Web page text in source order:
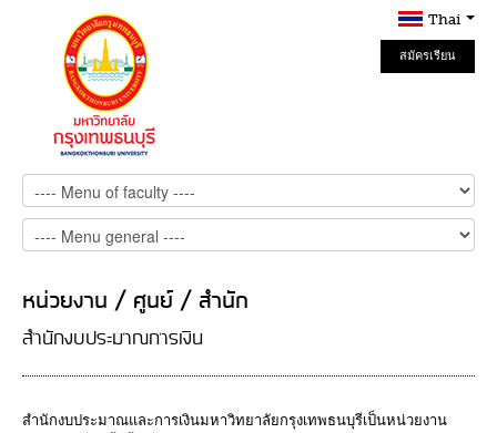
Thai
สมัครเรียน
Online
หน่วยงาน / ศูนย์ / สำนัก
สำนักงบประมาณการเงิน
สำนักงบประมาณและการเงินมหาวิทยาลัยกรุงเทพธนบุรีเป็นหน่วยงาน